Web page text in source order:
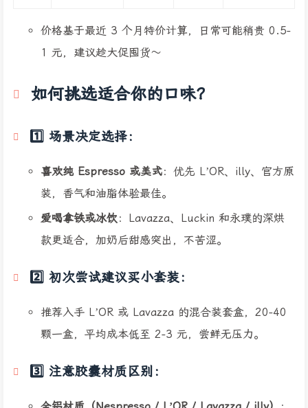
价格基于最近 3 个月特价计算，日常可能稍贵 0.5-
1 元，建议趁大促囤货～
如何挑选适合你的口味？
1️⃣ 场景决定选择：
喜欢纯 Espresso 或美式：优先 L’OR、illy、官方原
装，香气和油脂体验最佳。
爱喝拿铁或冰饮 ：Lavazza、Luckin 和永璞的深烘
款更适合，加奶后甜感突出，不苦涩。
2️⃣ 初次尝试建议买小套装：
推荐入手 L’OR 或 Lavazza 的混合装套盒，20-40
颗一盒，平均成本低至 2-3 元，尝鲜无压力。
3️⃣ 注意胶囊材质区别：